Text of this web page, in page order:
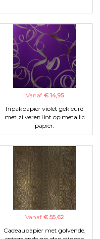
Vanaf € 14,95
Inpakpapier violet gekleurd
met zilveren lint op metallic
papier.
Vanaf € 55,62
Cadeaupapier met golvende,